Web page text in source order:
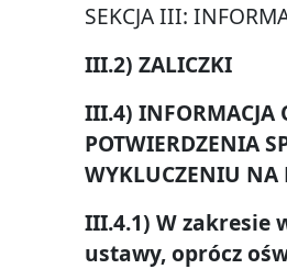
SEKCJA III:
III.2) ZALICZKI
III.4) INFORMACJA
POTWIERDZENIA
WYKLUCZENIU NA
III.4.1) W zakresie
ustawy, oprócz